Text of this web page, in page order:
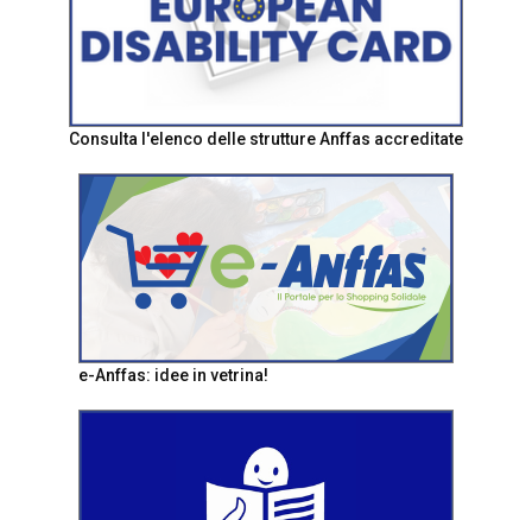
Consulta l'elenco delle strutture Anffas accreditate
e-Anffas: idee in vetrina!